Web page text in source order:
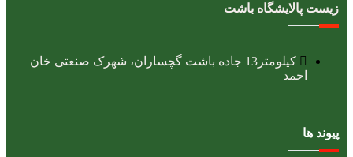
زیست پالایشگاه باشت
کیلومتر13 جاده باشت گچساران، شهرک صنعتی خان
احمد
پیوند ها